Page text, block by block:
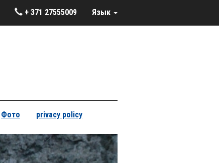
+ 371 27555009 Язык
Фото privacy policy